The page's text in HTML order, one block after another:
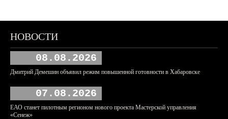
НОВОСТИ
08.08.2026
Дмитрий Демешин объявил режим повышенной готовности в Хабаровске
07.08.2026
ЕАО станет пилотным регионом нового проекта Мастерской управления
«Сенеж»